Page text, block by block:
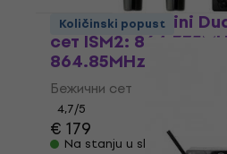
AKG WMS40 Mini
сет ISM2:
864.85MHz
Бежични сет
4,7/5
€ 179
Na stanju u skladištu
Količinski popust